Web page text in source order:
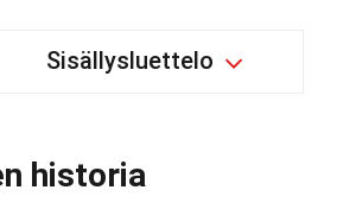
Sisällysluettelo
historia